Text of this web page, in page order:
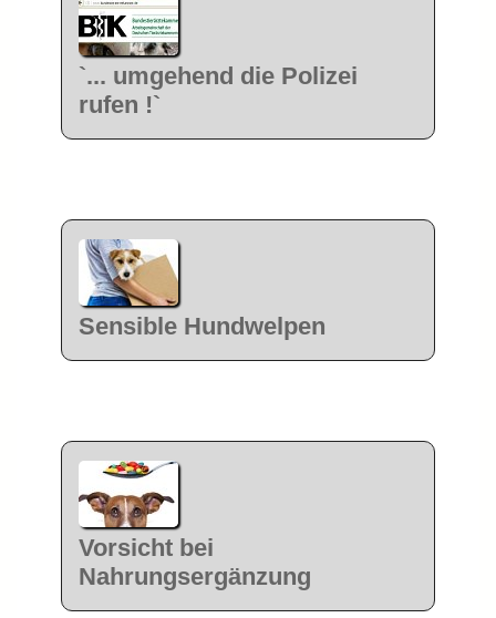
`... umgehend die Polizei
rufen !`
Sensible Hundwelpen
Vorsicht bei
Nahrungsergänzung